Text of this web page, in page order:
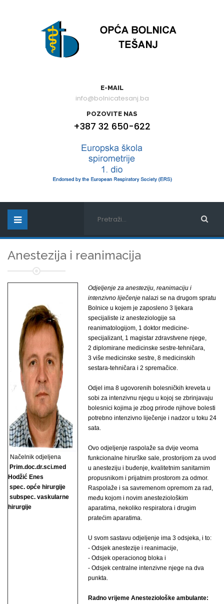
E-MAIL
info@bolnicatesanj.ba
POZOVITE NAS
+387 32 650-622
Anestezija i reanimacija
Načelnik odjeljena
Prim.doc.dr.sci.med
Hodžić Enes
spec. opće hirurgije
subspec. vaskularne
hirurgije
Odjeljenje za anesteziju, reanimaciju i
intenzivno liječenje nalazi se na drugom spratu
Bolnice u kojem je zaposleno 3 ljekara
specijaliste iz anesteziologije sa
reanimatologijom, 1 doktor medicine-
specijalizant, 1 magistar zdravstvene njege,
2 diplomirane medicinske sestre-tehničara,
3 više medicinske sestre, 8 medicinskih
sestara-tehničara i 2 spremačice.
Odjel ima 8 ugovorenih bolesničkih kreveta u
sobi za intenzivnu njegu u kojoj se zbrinjavaju
bolesnici kojima je zbog prirode njihove bolesti
potrebno intenzivno liječenje i nadzor u toku 24
sata.
Ovo odjeljenje raspolaže sa dvije veoma
funkcionalne hirurške sale, prostorijom za uvod
u anesteziju i buđenje, kvalitetnim sanitarnim
propusnikom i prijatnim prostorom za odmor.
Raspolaže i sa savremenom opremom za rad,
među kojom i novim anesteziološkim
aparatima, nekoliko respiratora i drugim
pratećim aparatima.
U svom sastavu odjeljenje ima 3 odsjeka, i to:
- Odsjek anestezije i reanimacije,
- Odsjek operacionog bloka i
- Odsjek centralne intenzivne njege na dva
punkta.
Radno vrijeme Anesteziološke ambulante: